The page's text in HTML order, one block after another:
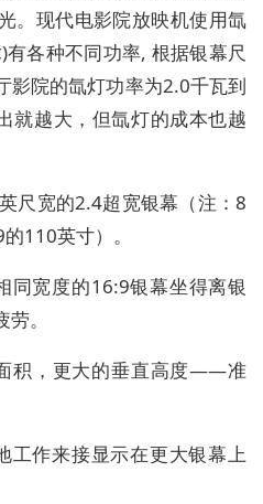
。现代电影院放映机使用氙
各种不同功率, 根据银幕尺
影院的氙灯功率为2.0千瓦到
就越大，但氙灯的成本也越
尺宽的2.4超宽银幕（注：8
110英寸）。
同宽度的16:9银幕坐得离银
。
积，更大的垂直高度——准
工作来接显示在更大银幕上